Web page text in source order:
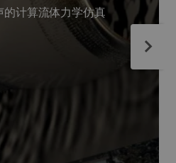
的计算流体力学仿真